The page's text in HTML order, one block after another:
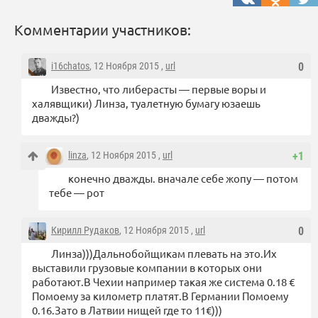
Комментарии участников:
0
i16chatos, 12 Ноября 2015 , url
Известно, что либерасты — первые воры и
халявщики) Линза, туалетную бумагу юзаешь
дважды?)
+1
linza, 12 Ноября 2015 , url
конечно дважды. вначале себе жопу — потом
тебе — рот
0
Кирилл Рудаков, 12 Ноября 2015 , url
Линза)))Дальнобойщикам плевать на это.Их
выставили грузовые компании в которых они
работают.В Чехии например такая же система 0.18 €
Помоему за километр платят.В Германии Помоему
0.16.Зато в Латвии нищей где то 11€)))